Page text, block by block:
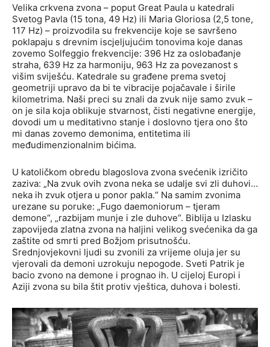
Velika crkvena zvona – poput Great Paula u katedrali
Svetog Pavla (15 tona, 49 Hz) ili Maria Gloriosa (2,5 tone,
117 Hz) – proizvodila su frekvencije koje se savršeno
poklapaju s drevnim iscjeljujućim tonovima koje danas
zovemo Solfeggio frekvencije: 396 Hz za oslobađanje
straha, 639 Hz za harmoniju, 963 Hz za povezanost s
višim sviješću. Katedrale su građene prema svetoj
geometriji upravo da bi te vibracije pojačavale i širile
kilometrima. Naši preci su znali da zvuk nije samo zvuk –
on je sila koja oblikuje stvarnost, čisti negativne energije,
dovodi um u meditativno stanje i doslovno tjera ono što
mi danas zovemo demonima, entitetima ili
međudimenzionalnim bićima.
U katoličkom obredu blagoslova zvona svećenik izričito
zaziva: „Na zvuk ovih zvona neka se udalje svi zli duhovi…
neka ih zvuk otjera u ponor pakla.“ Na samim zvonima
urezane su poruke: „Fugo daemoniorum – tjeram
demone“, „razbijam munje i zle duhove“. Biblija u Izlasku
zapovijeda zlatna zvona na haljini velikog svećenika da ga
zaštite od smrti pred Božjom prisutnošću.
Srednjovjekovni ljudi su zvonili za vrijeme oluja jer su
vjerovali da demoni uzrokuju nepogode. Sveti Patrik je
bacio zvono na demone i prognao ih. U cijeloj Europi i
Aziji zvona su bila štit protiv vještica, duhova i bolesti.